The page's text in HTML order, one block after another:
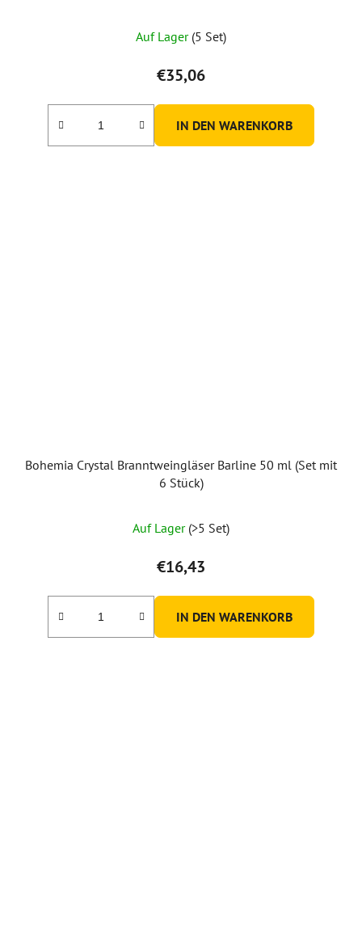
Auf Lager (5 Set)
€35,06
IN DEN WARENKORB
Bohemia Crystal Branntweingläser Barline 50 ml (Set mit
6 Stück)
Auf Lager (>5 Set)
€16,43
IN DEN WARENKORB